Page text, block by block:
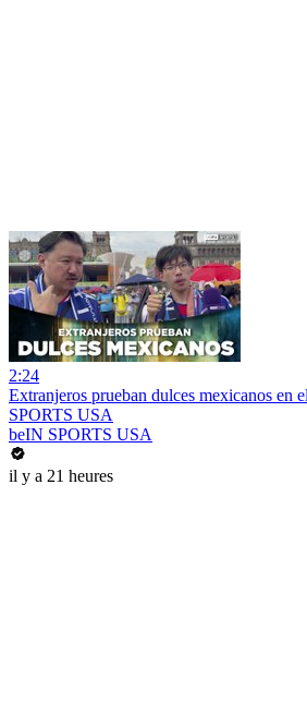
2:24
Extranjeros prueban dulces mexicanos en
SPORTS USA
beIN SPORTS USA
il y a 21 heures